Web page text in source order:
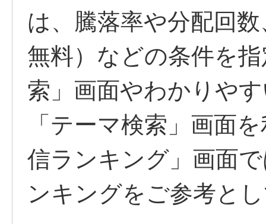
は、騰落率や分配回
無料）などの条件を
索」画面やわかりや
「テーマ検索」画面
信ランキング」画面
ンキングをご参考と